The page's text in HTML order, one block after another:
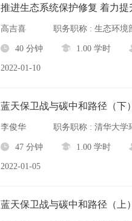
推进生态系统保护修复 着力
高吉喜 职务职称 : 生态环境
40 分钟 1.00 学时
2022-01-10
蓝天保卫战与碳中和路径（下
李俊华 职务职称 : 清华大学
47 分钟 1.00 学时
2022-01-05
蓝天保卫战与碳中和路径（上